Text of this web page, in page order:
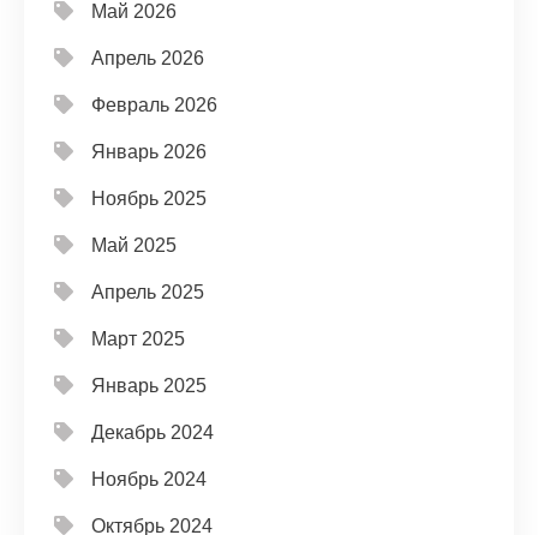
Май 2026
Апрель 2026
Февраль 2026
Январь 2026
Ноябрь 2025
Май 2025
Апрель 2025
Март 2025
Январь 2025
Декабрь 2024
Ноябрь 2024
Октябрь 2024